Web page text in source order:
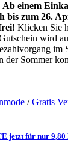
Ab einem
bis zum 26.
! Klicken Sie
wird
im
der Sommer
/Gratis
jetzt für nur 9,80